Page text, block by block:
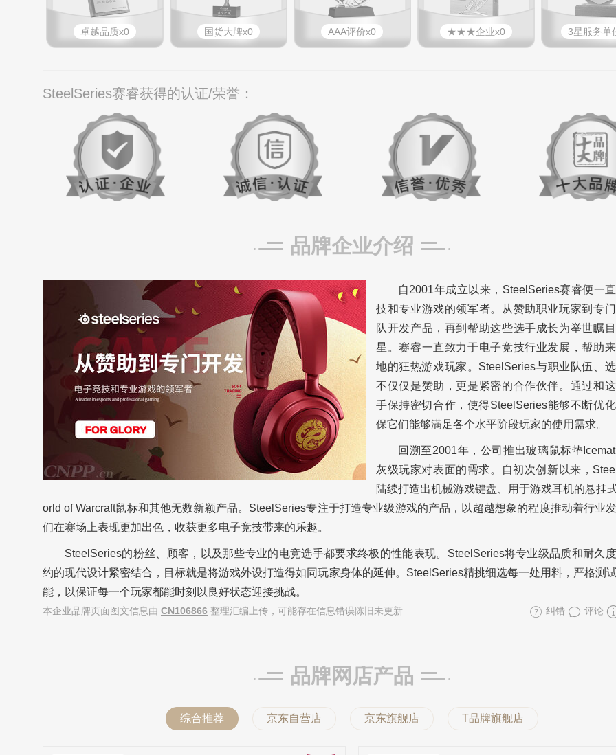
卓越品质x0 国货大牌x0 AAA评价x0 ★★★企业x0 3星服务单
SteelSeries赛睿获得的认证/荣誉：
品牌企业介绍
自2001年成立以来，SteelSeries赛睿便一
技和专业游戏的领军者。从赞助职业玩家到专
队开发产品，再到帮助这些选手成长为举世瞩
星。赛睿一直致力于电子竞技行业发展，帮助
地的狂热游戏玩家。 SteelSeries与职业队伍、
不仅仅是赞助，更是紧密的合作伙伴。通过和
手保持密切合作，使得SteelSeries能够不断优
保它们能够满足各个水平阶段玩家的使用需求。
回溯至2001年，公司推出玻璃鼠标垫
灰级玩家对表面的需求。自初次创新以来，
陆续打造出机械游戏键盘、用于游戏耳机的悬挂
orld of Warcraft鼠标和其他无数新颖产品。SteelSeries专注于打造专业级游戏的产品，以超越想象的程度推动着行业
们在赛场上表现更加出色，收获更多电子竞技带来的乐趣。
SteelSeries的粉丝、顾客，以及那些专业的电竞选手都要求终极的性能表现。SteelSeries将专业级品质和耐久
约的现代设计紧密结合，目标就是将游戏外设打造得如同玩家身体的延伸。SteelSeries精挑细选每一处用料，严格测
能，以保证每一个玩家都能时刻以良好状态迎接挑战。
本企业品牌页面图文信息由 CN106866 整理汇编上传，可能存在信息错误陈旧未更新 纠错 评论
品牌网店产品
综合推荐 京东自营店 京东旗舰店 T品牌旗舰店